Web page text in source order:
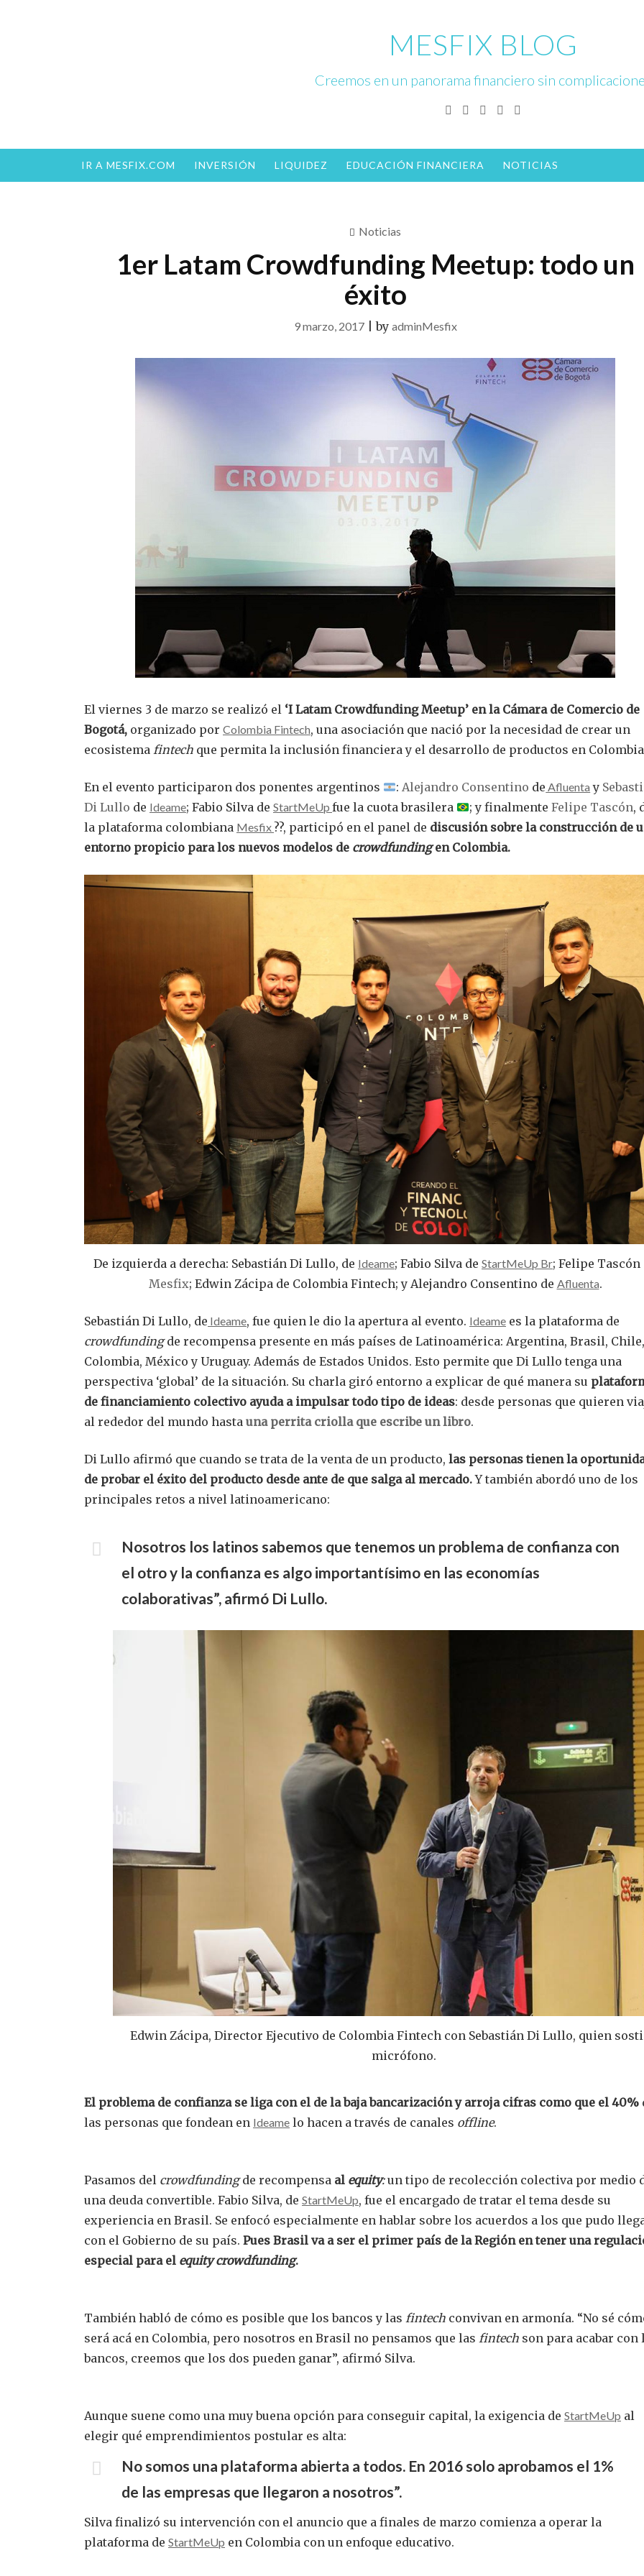
MESFIX BLOG
Creemos en un panorama financiero sin
Facebook
TwitterLinkedinInstagram
IR A MESFIX.COM INVERSIÓN LIQUIDEZ EDUCACIÓN FINANCIERA NOTICIAS
Noticias
1er Latam Crowdfunding Meetup: todo un
éxito
9 marzo, 2017|by adminMesfix
El viernes 3 de marzo se realizó el ‘I Latam Crowdfunding Meetup’ en la Cámara de Comercio de
Bogotá, organizado por Colombia Fintech, una asociación que nació por la necesidad de crear un
ecosistema fintech que permita la inclusión financiera y el desarrollo de productos en
En el evento participaron dos ponentes argentinos :Alejandro Consentino de Afluenta y
Di Lullo de Ideame; Fabio Silva de StartMeUp fue la cuota brasilera ; y finalmenteFelipe Tascón,
la plataforma colombiana Mesfix ??, participó en el panel de discusión sobre la construcción de
entorno propicio para los nuevos modelos de crowdfundingen Colombia.
De izquierda a derecha: Sebastián Di Lullo, de Ideame; Fabio Silva de StartMeUp Br; Felipe Tascón
Mesfix; Edwin Zácipa de Colombia Fintech; y Alejandro Consentino de Afluenta.
Sebastián Di Lullo, de Ideame, fue quien le dio la apertura al evento. Ideame es la plataforma de
crowdfundingde recompensa presente en más países de Latinoamérica: Argentina, Brasil, Chile,
Colombia, México y Uruguay. Además de Estados Unidos. Esto permite que Di Lullo tenga una
perspectiva ‘global’ de la situación. Su charla giró entorno a explicar de qué manera su
de financiamiento colectivo ayuda a impulsar todo tipo de ideas: desde personas que quieren
al rededor del mundo hasta una perrita criolla que escribe un libro.
Di Lullo afirmó que cuando se trata de la venta de un producto, las personas tienen la
de probar el éxito del producto desde ante de que salga al mercado.Y también abordó uno de los
principales retos a nivel latinoamericano:
Nosotros los latinos sabemos que tenemos un problema de confianza con
el otro y la confianza es algo importantísimo en las economías
colaborativas”, afirmó Di Lullo.
Edwin Zácipa, Director Ejecutivo de Colombia Fintech con Sebastián Di Lullo, quien
micrófono.
El problema de confianza se liga con el de la baja bancarización y arroja cifras como que el 40%
las personas que fondean en Ideame lo hacen a través de canales offline.
Pasamos del crowdfundingde recompensa al equity:un tipo de recolección colectiva por medio
una deuda convertible. Fabio Silva, de StartMeUp, fue el encargado de tratar el tema desde su
experiencia en Brasil. Se enfocó especialmente en hablar sobre los acuerdos a los que pudo
con el Gobierno de su país. Pues Brasil va a ser el primer país de la Región en tener una
especial para el equity crowdfunding.
También habló de cómo es posible que los bancos y las fintech convivan en armonía. “No sé
será acá en Colombia, pero nosotros en Brasil no pensamos que las fintech son para acabar con
bancos, creemos que los dos pueden ganar”, afirmó Silva.
Aunque suene como una muy buena opción para conseguir capital, la exigencia de StartMeUp al
elegir qué emprendimientos postular es alta:
No somos una plataforma abierta a todos. En 2016 solo aprobamos el 1%
de las empresas que llegaron a nosotros”.
Silva finalizó su intervención con el anuncio que a finales de marzo comienza a operar la
plataforma de StartMeUp en Colombia con un enfoque educativo.